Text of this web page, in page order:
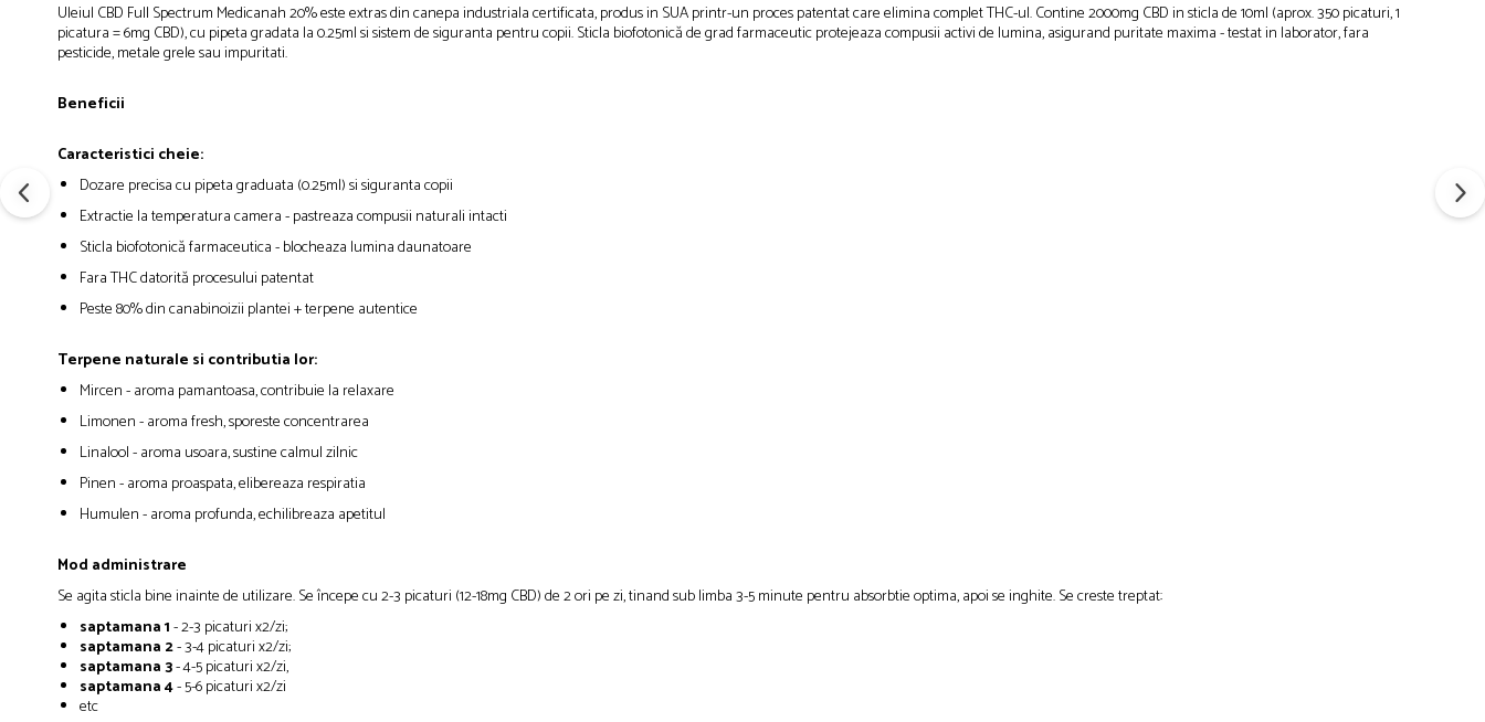
Uleiul CBD Full Spectrum Medicanah 20% este extras din canepa industriala certificata, produs in SUA printr-un proces patentat care elimina complet THC-ul. Contine 2000mg CBD in sticla de 10ml (aprox. 350 picaturi, 1
picatura = 6mg CBD), cu pipeta gradata la 0.25ml si sistem de siguranta pentru copii. Sticla biofotonică de grad farmaceutic protejeaza compusii activi de lumina, asigurand puritate maxima - testat in laborator, fara
pesticide, metale grele sau impuritati.
Beneficii
Caracteristici cheie:
Dozare precisa cu pipeta graduata (0.25ml) si siguranta copii
Extractie la temperatura camera - pastreaza compusii naturali intacti
Sticla biofotonică farmaceutica - blocheaza lumina daunatoare
Fara THC datorită procesului patentat
Peste 80% din canabinoizii plantei + terpene autentice
Terpene naturale si contributia lor:
Mircen - aroma pamantoasa, contribuie la relaxare
Limonen - aroma fresh, sporeste concentrarea
Linalool - aroma usoara, sustine calmul zilnic
Pinen - aroma proaspata, elibereaza respiratia
Humulen - aroma profunda, echilibreaza apetitul
Mod administrare
Se agita sticla bine inainte de utilizare. Se începe cu 2-3 picaturi (12-18mg CBD) de 2 ori pe zi, tinand sub limba 3-5 minute pentru absorbtie optima, apoi se inghite. Se creste treptat:
saptamana 1- 2-3 picaturi x2/zi;
saptamana 2- 3-4 picaturi x2/zi;
saptamana 3- 4-5 picaturi x2/zi,
saptamana 4- 5-6 picaturi x2/zi
etc